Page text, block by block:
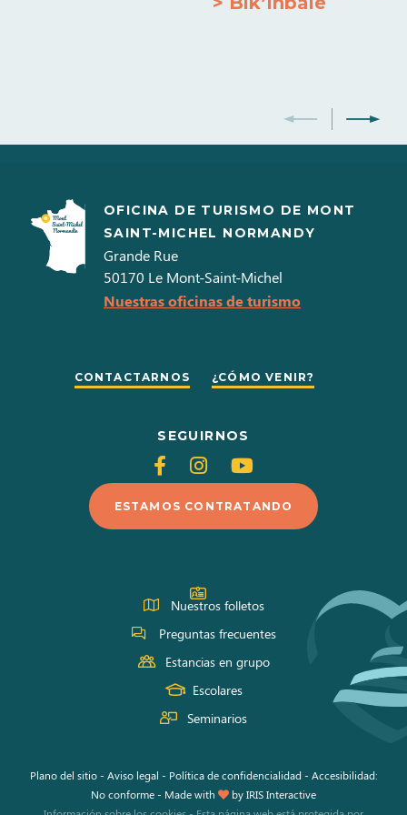
OFICINA DE TURISMO DE MONT
SAINT-MICHEL NORMANDY
Grande Rue
50170 Le Mont-Saint-Michel
Nuestras oficinas de turismo
CONTACTARNOS ¿CÓMO VENIR?
SEGUIRNOS
Siganos
en
Facebook
Siganos
en
Instagram
Siganos
en
Youtube
ESTAMOS CONTRATANDO
Nuestros folletos
Preguntas frecuentes
Estancias en grupo
Escolares
Seminarios
Plano del sitio- Aviso legal - Política de confidencialidad - Accesibilidad:
No conforme- Made with byIRIS Interactive